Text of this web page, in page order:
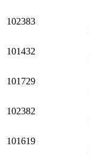
102383
101432
101729
102382
101619